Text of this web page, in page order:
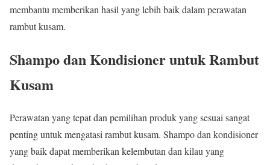
membantu memberikan hasil yang lebih baik dalam perawatan
rambut kusam.
Shampo dan Kondisioner untuk Rambut
Kusam
Perawatan yang tepat dan pemilihan produk yang sesuai sangat
penting untuk mengatasi rambut kusam. Shampo dan kondisioner
yang baik dapat memberikan kelembutan dan kilau yang